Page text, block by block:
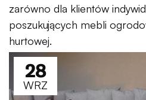
zarówno dla klientów
poszukujących mebli
hurtowej.
28
WRZ